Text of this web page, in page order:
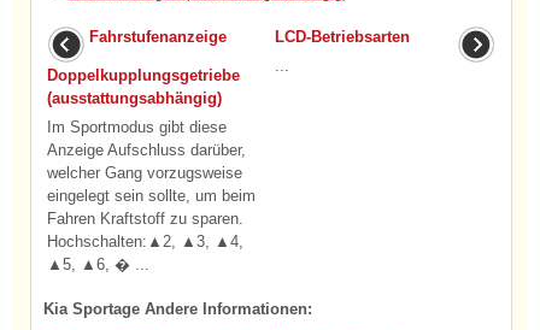
Fahrstufenanzeige
Doppelkupplungsgetriebe
(ausstattungsabhängig)
Im Sportmodus gibt diese
Anzeige Aufschluss darüber,
welcher Gang vorzugsweise
eingelegt sein sollte, um beim
Fahren Kraftstoff zu sparen.
Hochschalten:▲2, ▲3, ▲4,
▲5, ▲6, � ...
LCD-Betriebsarten
...
Kia Sportage Andere Informationen: